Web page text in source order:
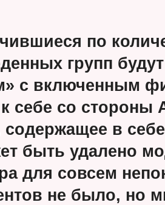
по
групп
с включенным
себе со стороны
в
быть удалено
для совсем
не было, но